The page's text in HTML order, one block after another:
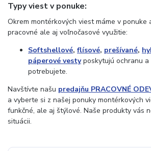
Typy viest v ponuke:
Okrem montérkových viest máme v ponuke
pracovné ale aj voľnočasové využitie:
Softshellové, flísové, prešívané,
páperové vestyposkytujú ochranu a
potrebujete.
Navštívte našu predajňu PRACOVNÉ
a vyberte si z našej ponuky montérkových
funkčné, ale aj štýlové. Naše produkty vás
situácii.